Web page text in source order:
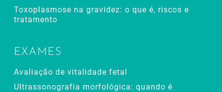
Toxoplasmose na gravidez: o que é, riscos e
tratamento
EXAMES
Avaliação de vitalidade fetal
Ultrassonografia morfológica: quando é